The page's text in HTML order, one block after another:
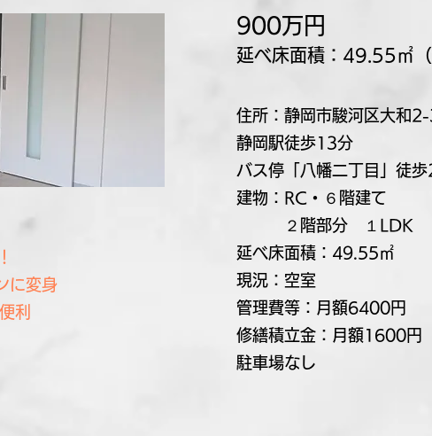
延べ床面積：49.55㎡（
900万円
住所：静岡市駿河区大和
静岡駅徒歩13分
バス停「八幡二丁目」徒
建物：RC・６階建て
２階部分 １LDK
延べ床面積：49.55㎡
現況：空室
​管理費等：月額6400円
修繕積立金：月額1600円
駐車場なし
に変身
利